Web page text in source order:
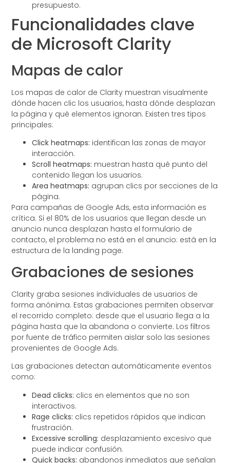
presupuesto.
Funcionalidades clave
de Microsoft Clarity
Mapas de calor
Los mapas de calor de Clarity muestran visualmente
dónde hacen clic los usuarios, hasta dónde desplazan
la página y qué elementos ignoran. Existen tres tipos
principales:
Click heatmaps: identifican las zonas de mayor
interacción.
Scroll heatmaps: muestran hasta qué punto del
contenido llegan los usuarios.
Area heatmaps: agrupan clics por secciones de la
página.
Para campañas de Google Ads, esta información es
crítica. Si el 80% de los usuarios que llegan desde un
anuncio nunca desplazan hasta el formulario de
contacto, el problema no está en el anuncio: está en la
estructura de la landing page.
Grabaciones de sesiones
Clarity graba sesiones individuales de usuarios de
forma anónima. Estas grabaciones permiten observar
el recorrido completo: desde que el usuario llega a la
página hasta que la abandona o convierte. Los filtros
por fuente de tráfico permiten aislar solo las sesiones
provenientes de Google Ads.
Las grabaciones detectan automáticamente eventos
como:
Dead clicks: clics en elementos que no son
interactivos.
Rage clicks: clics repetidos rápidos que indican
frustración.
Excessive scrolling: desplazamiento excesivo que
puede indicar confusión.
Quick backs: abandonos inmediatos que señalan